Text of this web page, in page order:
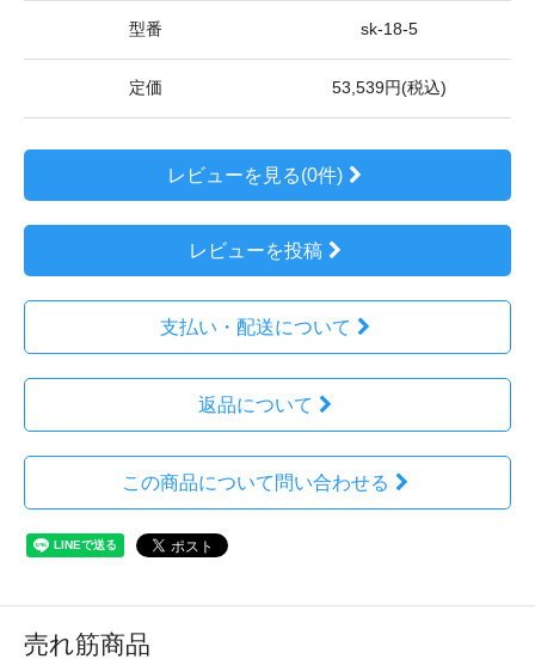
型番 sk-18-5
定価 53,539円(税込)
レビューを見る(0件)
レビューを投稿
支払い・配送について
返品について
この商品について問い合わせる
売れ筋商品